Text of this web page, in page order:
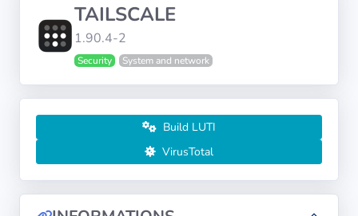
Preprod
Architectures
TAILSCALE
1.90.4-2
Security System and network
Build LUTI
VirusTotal